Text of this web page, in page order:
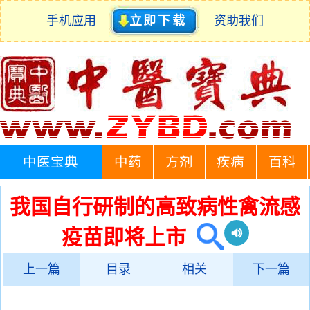
手机应用 立即下载 资助我们
中医宝典 中药 方剂 疾病 百科
我国自行研制的高致病性禽流感
疫苗即将上市
上一篇 目录 相关 下一篇